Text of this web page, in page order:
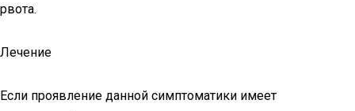
рвота.
Лечение
Если проявление данной симптоматики имеет